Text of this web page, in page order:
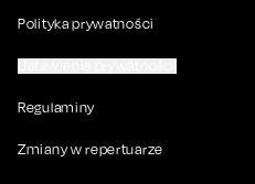
Polityka prywatności
Regulaminy
Zmiany w repertuarze